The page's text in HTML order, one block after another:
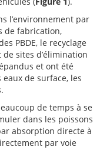
l’environnement par
de fabrication,
PBDE, le recyclage
sites d’élimination
et ont été
eaux de surface, les
de temps à se
dans les poissons
absorption directe à
par voie